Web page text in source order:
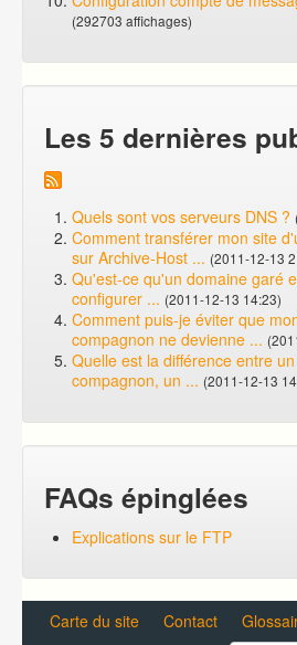
(292703 affichages)
Les 5 dernières
Quels sont vos serveurs DNS ?
Comment transférer mon site
sur Archive-Host ... (2011-12-13
Qu'est-ce qu'un domaine garé
configurer ... (2011-12-13 14:23)
Comment puis-je éviter que
compagnon ne devienne ...
Quelle est la différence entre
compagnon, un ... (2011-12-13
FAQs épinglées
Explications sur le FTP
Carte du site Contact